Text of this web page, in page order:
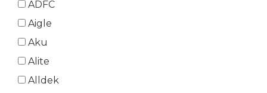
ADFC
Aigle
Aku
Alite
Alldek